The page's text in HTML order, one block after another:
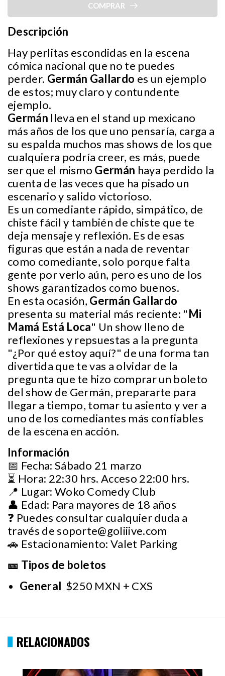
COMPRAR
Descripción
Hay perlitas escondidas en la escena
cómica nacional que no te puedes
perder. Germán Gallardo es un ejemplo
de estos; muy claro y contundente
ejemplo.
Germán lleva en el stand up mexicano
más años de los que uno pensaría, carga a
su espalda muchos mas shows de los que
cualquiera podría creer, es más, puede
ser que el mismo Germán haya perdido la
cuenta de las veces que ha pisado un
escenario y salido victorioso.
Es un comediante rápido, simpático, de
chiste fácil y también de chiste que te
deja mensaje y reflexión. Es de esas
figuras que están a nada de reventar
como comediante, solo porque falta
gente por verlo aún, pero es uno de los
shows garantizados como buenos.
En esta ocasión, Germán Gallardo
presenta su material más reciente: "Mi
Mamá Está Loca" Un show lleno de
reflexiones y repsuestas a la pregunta
"¿Por qué estoy aquí?" de una forma tan
divertida que te vas a olvidar de la
pregunta que te hizo comprar un boleto
del show de Germán, prepararte para
llegar a tiempo, tomar tu asiento y ver a
uno de los comediantes más confiables
de la escena en acción.
Información
📅 Fecha: Sábado 21 marzo
⏳ Hora: 22:30 hrs. Acceso 22:00 hrs.
📍 Lugar: Woko Comedy Club
👤 Edad: Para mayores de 18 años
❓ Puedes consultar cualquier duda a
través desoporte@goliiive.com
🚗 Estacionamiento: Valet Parking
🎫 Tipos de boletos
General $250 MXN + CXS
RELACIONADOS